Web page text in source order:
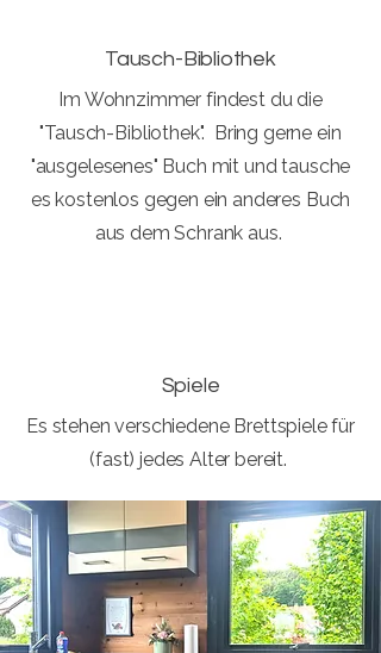
Tausch-Bibliothek
Im Wohnzimmer findest du die
"Tausch-Bibliothek". Bring gerne ein
"ausgelesenes" Buch mit und tausche
es kostenlos gegen ein anderes Buch
aus dem Schrank aus.
Spiele
Es stehen verschiedene Brettspiele für
(fast) jedes Alter bereit.